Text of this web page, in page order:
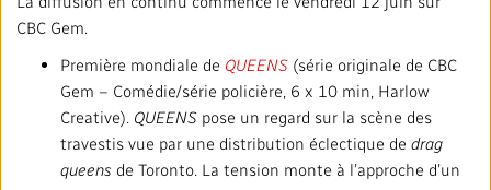
CBC Gem.
Première mondiale de QUEENS (série originale de CBC
Gem – Comédie/série policière, 6 x 10 min, Harlow
Creative). QUEENS pose un regard sur la scène des
travestis vue par une distribution éclectique de drag
queens de Toronto. La tension monte à l’approche d’un